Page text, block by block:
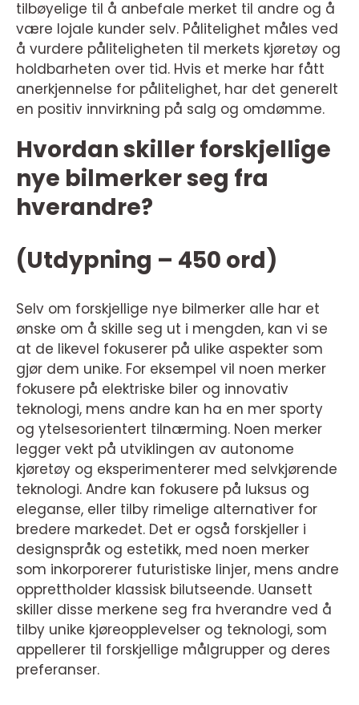
tilbøyelige til å anbefale merket til andre og å
være lojale kunder selv. Pålitelighet måles ved
å vurdere påliteligheten til merkets kjøretøy og
holdbarheten over tid. Hvis et merke har fått
anerkjennelse for pålitelighet, har det generelt
en positiv innvirkning på salg og omdømme.
Hvordan skiller forskjellige
nye bilmerker seg fra
hverandre?
(Utdypning – 450 ord)
Selv om forskjellige nye bilmerker alle har et
ønske om å skille seg ut i mengden, kan vi se
at de likevel fokuserer på ulike aspekter som
gjør dem unike. For eksempel vil noen merker
fokusere på elektriske biler og innovativ
teknologi, mens andre kan ha en mer sporty
og ytelsesorientert tilnærming. Noen merker
legger vekt på utviklingen av autonome
kjøretøy og eksperimenterer med selvkjørende
teknologi. Andre kan fokusere på luksus og
eleganse, eller tilby rimelige alternativer for
bredere markedet. Det er også forskjeller i
designspråk og estetikk, med noen merker
som inkorporerer futuristiske linjer, mens andre
opprettholder klassisk bilutseende. Uansett
skiller disse merkene seg fra hverandre ved å
tilby unike kjøreopplevelser og teknologi, som
appellerer til forskjellige målgrupper og deres
preferanser.